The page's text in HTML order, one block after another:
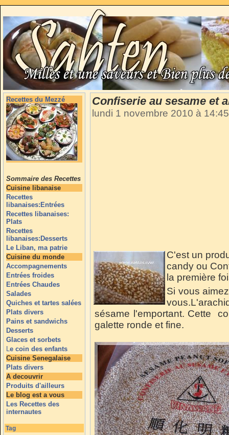
Recettes du Mezzé
Sommaire des Recettes
Cuisine libanaise
Recettes
libanaises:Entrées
Recettes libanaises:
Plats
Recettes
libanaises:Desserts
Le Liban, ma patrie
Cuisine du monde
Accompagnements
Entrées froides
Entrées Chaudes
Salades
Quiches et tartes salées
Plats divers
Pains et sandwichs
Desserts
Glaces et sorbets
Le coin des enfants
Cuisine Senegalaise
Plats divers
A decouvrir
Produits d'ailleurs
Le blog est a vous
Les Recettes des
internautes
Tag
Confiserie au sesame et
lundi 1 novembre 2010 à
C'est un
candy ou
la première
Si vous
sésame l'emportant. Cette
galette ronde et fine.